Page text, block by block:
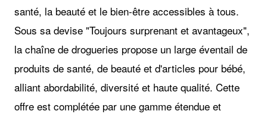
santé, la beauté et le bien-être accessibles à tous.
Sous sa devise "Toujours surprenant et avantageux",
la chaîne de drogueries propose un large éventail de
produits de santé, de beauté et d'articles pour bébé,
alliant abordabilité, diversité et haute qualité. Cette
offre est complétée par une gamme étendue et